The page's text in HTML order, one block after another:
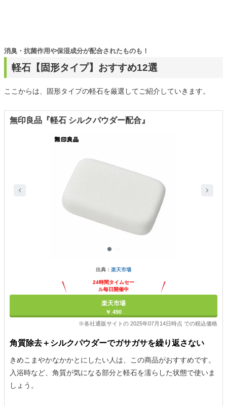
軽石【固形タイプ】おすすめ12選
消臭・抗菌作用や保湿成分が配合されたものも！
ここからは、固形タイプの軽石を厳選してご紹介していきます。
無印良品『軽石 シルクパウダー配合』
出典： 楽天市場
24時間タイムセー
ル毎日開催中
楽天市場
￥ 490
※各社通販サイトの 2025年07月14日時点 での税込価格
角質除去＋シルクパウダーでガサガサを繰り返さない
きめこまやかなかかとにしたい人は、この商品がおすすめです。
入浴時など、角質が気になる部分と軽石を濡らした状態で使いま
しょう。